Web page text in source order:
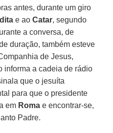
antes, durante um giro
e aoCatar, segundo
a conversa, de
duração, também esteve
de Jesus,
informa a cadeia de rádio
que o jesuíta
para que o presidente
em Roma e encontrar-se,
Padre.